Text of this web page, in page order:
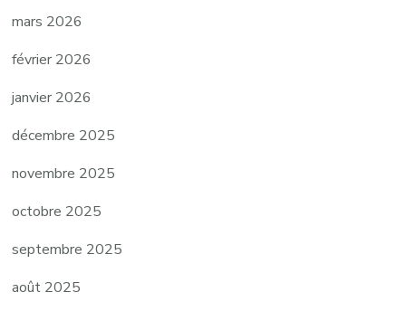
mars 2026
février 2026
janvier 2026
décembre 2025
novembre 2025
octobre 2025
septembre 2025
août 2025